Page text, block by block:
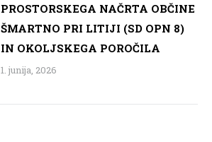
PROSTORSKEGA NAČRTA OBČINE
ŠMARTNO PRI LITIJI (SD OPN 8)
IN OKOLJSKEGA POROČILA
1. junija, 2026